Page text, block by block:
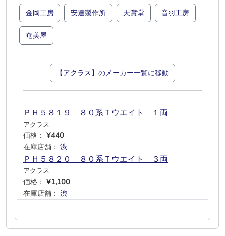
金岡工房 安達製作所 天賞堂 音羽工房
奄美屋
【アクラス】のメーカー一覧に移動
ＰＨ５８１９ ８０系Ｔウエイト １両
アクラス
価格： ¥440
在庫店舗： 渋
ＰＨ５８２０ ８０系Ｔウエイト ３両
アクラス
価格： ¥1,100
在庫店舗： 渋